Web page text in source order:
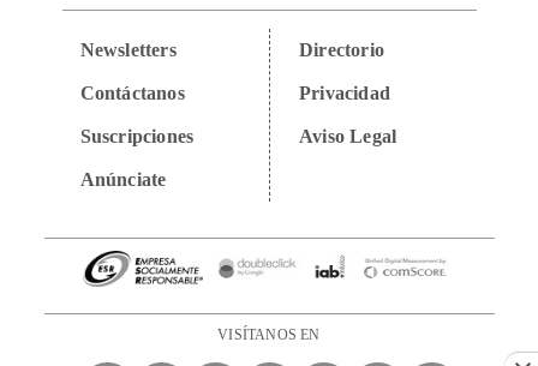
Newsletters
Contáctanos
Suscripciones
Anúnciate
Directorio
Privacidad
Aviso Legal
VISÍTANOS EN